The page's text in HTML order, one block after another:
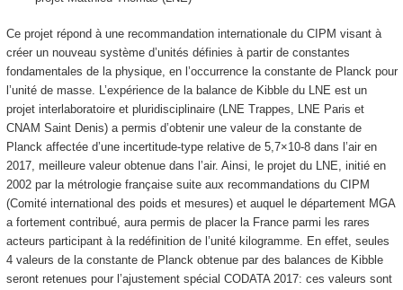
Ce projet répond à une recommandation internationale du CIPM visant à
créer un nouveau système d’unités définies à partir de constantes
fondamentales de la physique, en l’occurrence la constante de Planck pour
l’unité de masse. L’expérience de la balance de Kibble du LNE est un
projet interlaboratoire et pluridisciplinaire (LNE Trappes, LNE Paris et
CNAM Saint Denis) a permis d’obtenir une valeur de la constante de
Planck affectée d’une incertitude-type relative de 5,7×10-8 dans l’air en
2017, meilleure valeur obtenue dans l’air. Ainsi, le projet du LNE, initié en
2002 par la métrologie française suite aux recommandations du CIPM
(Comité international des poids et mesures) et auquel le département MGA
a fortement contribué, aura permis de placer la France parmi les rares
acteurs participant à la redéfinition de l’unité kilogramme. En effet, seules
4 valeurs de la constante de Planck obtenue par des balances de Kibble
seront retenues pour l’ajustement spécial CODATA 2017: ces valeurs sont